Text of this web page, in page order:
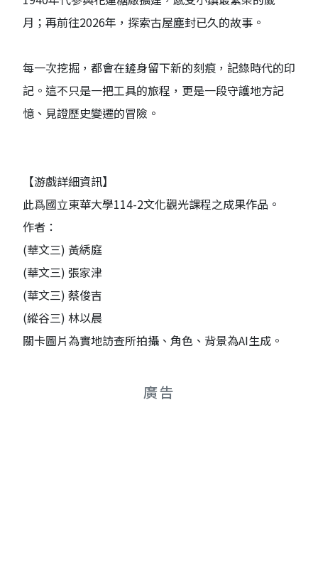
月；再前往2026年，探索古屋塵封已久的故事。
每一次挖掘，都會在鏟身留下新的刻痕，記錄時代的印
記。這不只是一把工具的旅程，更是一段守護地方記
憶、見證歷史變遷的冒險。
【游戲詳細資訊】
此爲國立東華大學114-2文化觀光課程之成果作品。
作者：
(華文三) 黃綉庭
(華文三) 張家津
(華文三) 蔡俊吉
(縱谷三) 林以晨
關卡圖片為實地訪查所拍攝、角色、背景為AI生成。
廣告